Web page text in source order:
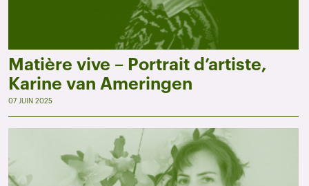
Matière vive – Portrait d’artiste,
Karine van Ameringen
07 JUIN 2025